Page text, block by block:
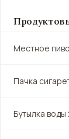
Местное пиво
Пачка
Бутылка воды